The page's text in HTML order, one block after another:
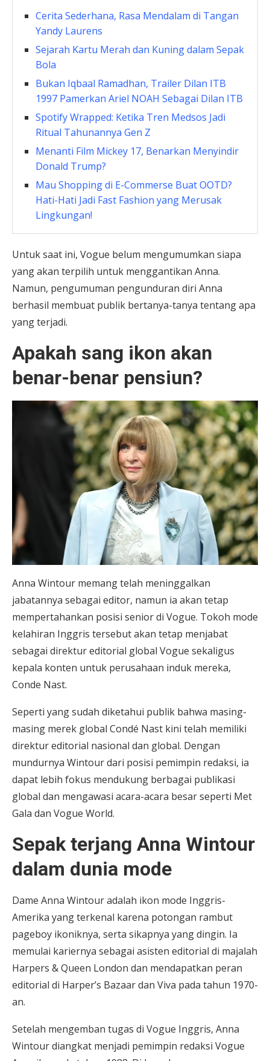
Cerita Sederhana, Rasa Mendalam di Tangan
Yandy Laurens
Sejarah Kartu Merah dan Kuning dalam Sepak
Bola
Bukan Iqbaal Ramadhan, Trailer Dilan ITB
1997 Pamerkan Ariel NOAH Sebagai Dilan ITB
Spotify Wrapped: Ketika Tren Medsos Jadi
Ritual Tahunannya Gen Z
Menanti Film Mickey 17, Benarkan Menyindir
Donald Trump?
Mau Shopping di E-Commerse Buat OOTD?
Hati-Hati Jadi Fast Fashion yang Merusak
Lingkungan!
Untuk saat ini, Vogue belum mengumumkan siapa
yang akan terpilih untuk menggantikan Anna.
Namun, pengumuman pengunduran diri Anna
berhasil membuat publik bertanya-tanya tentang apa
yang terjadi.
Apakah sang ikon akan
benar-benar pensiun?
Anna Wintour memang telah meninggalkan
jabatannya sebagai editor, namun ia akan tetap
mempertahankan posisi senior di Vogue. Tokoh mode
kelahiran Inggris tersebut akan tetap menjabat
sebagai direktur editorial global Vogue sekaligus
kepala konten untuk perusahaan induk mereka,
Conde Nast.
Seperti yang sudah diketahui publik bahwa masing-
masing merek global Condé Nast kini telah memiliki
direktur editorial nasional dan global. Dengan
mundurnya Wintour dari posisi pemimpin redaksi, ia
dapat lebih fokus mendukung berbagai publikasi
global dan mengawasi acara-acara besar seperti Met
Gala dan Vogue World.
Sepak terjang Anna Wintour
dalam dunia mode
Dame Anna Wintour adalah ikon mode Inggris-
Amerika yang terkenal karena potongan rambut
pageboy ikoniknya, serta sikapnya yang dingin. Ia
memulai kariernya sebagai asisten editorial di majalah
Harpers & Queen London dan mendapatkan peran
editorial di Harper’s Bazaar dan Viva pada tahun 1970-
an.
Setelah mengemban tugas di Vogue Inggris, Anna
Wintour diangkat menjadi pemimpin redaksi Vogue